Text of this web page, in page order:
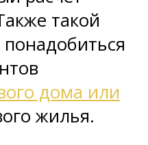
такой
дома или
жилья.